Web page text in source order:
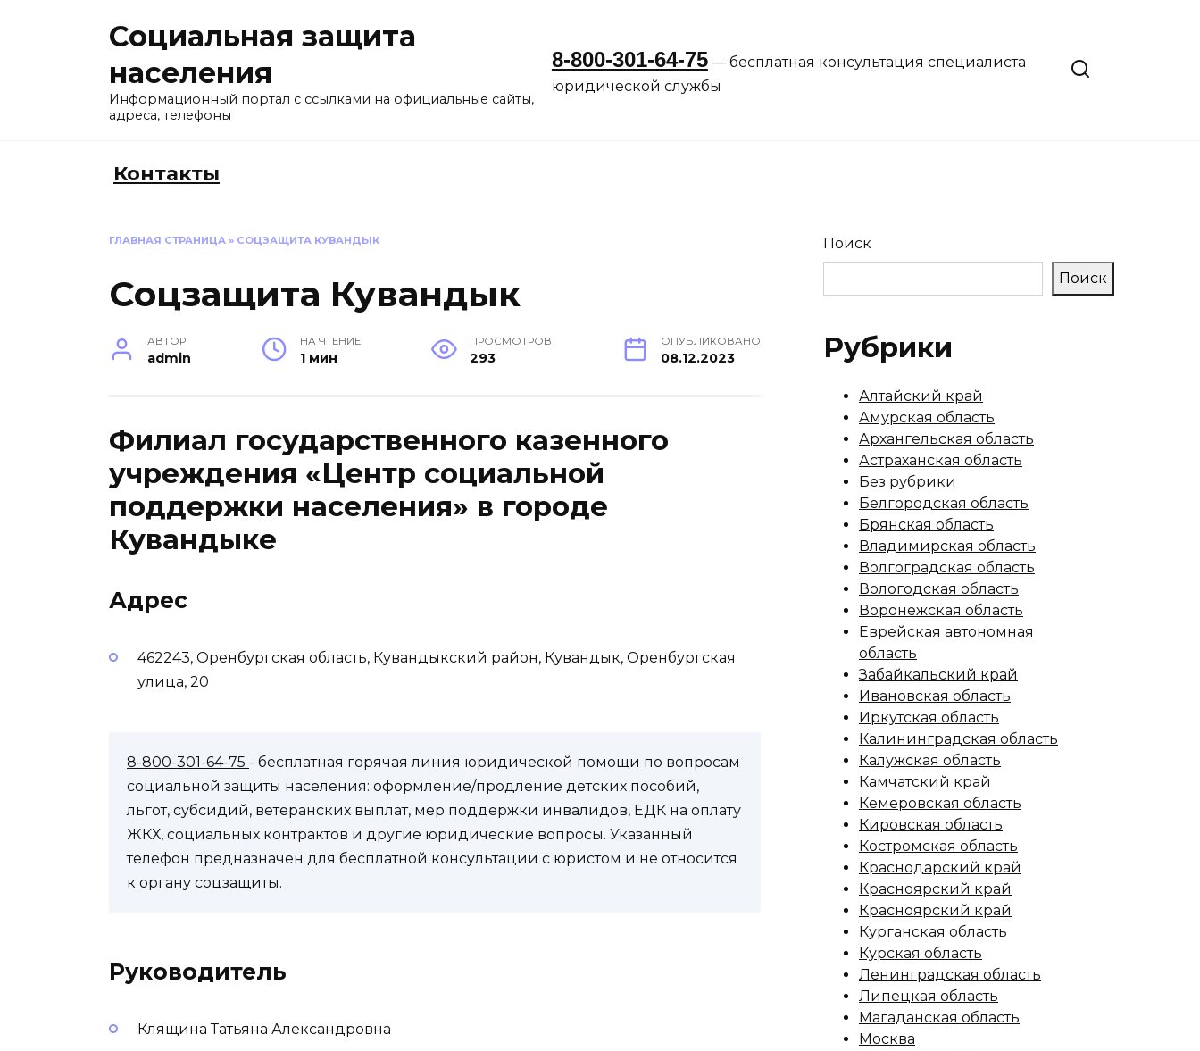
Социальная защита
населения
Информационный портал с ссылками на официальные сайты,
адреса, телефоны
8-800-301-64-75— бесплатная консультация специалиста
юридической службы
Контакты
ГЛАВНАЯ СТРАНИЦА » СОЦЗАЩИТА КУВАНДЫК
Соцзащита Кувандык
АВТОР
admin
НА ЧТЕНИЕ
1 мин
ПРОСМОТРОВ
293
ОПУБЛИКОВАНО
08.12.2023
Филиал государственного казенного
учреждения «Центр социальной
поддержки населения» в городе
Кувандыке
Адрес
462243, Оренбургская область, Кувандыкский район, Кувандык, Оренбургская
улица, 20
8-800-301-64-75 - бесплатная горячая линия юридической помощи по вопросам
социальной защиты населения: оформление/продление детских пособий,
льгот, субсидий, ветеранских выплат, мер поддержки инвалидов, ЕДК на оплату
ЖКХ, социальных контрактов и другие юридические вопросы. Указанный
телефон предназначен для бесплатной консультации с юристом и не относится
к органу соцзащиты.
Руководитель
Клящина Татьяна Александровна
Поиск
Поиск
Рубрики
Алтайский край
Амурская область
Архангельская область
Астраханская область
Без рубрики
Белгородская область
Брянская область
Владимирская область
Волгоградская область
Вологодская область
Воронежская область
Еврейская автономная
область
Забайкальский край
Ивановская область
Иркутская область
Калининградская область
Калужская область
Камчатский край
Кемеровская область
Кировская область
Костромская область
Краснодарский край
Красноярский край
Красноярский край
Курганская область
Курская область
Ленинградская область
Липецкая область
Магаданская область
Москва